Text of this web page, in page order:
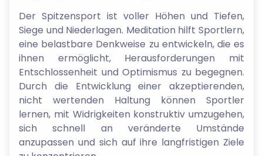
Der Spitzensport ist voller Höhen und Tiefen,
Siege und Niederlagen. Meditation hilft Sportlern,
eine belastbare Denkweise zu entwickeln, die es
ihnen ermöglicht, Herausforderungen mit
Entschlossenheit und Optimismus zu begegnen.
Durch die Entwicklung einer akzeptierenden,
nicht wertenden Haltung können Sportler
lernen, mit Widrigkeiten konstruktiv umzugehen,
sich schnell an veränderte Umstände
anzupassen und sich auf ihre langfristigen Ziele